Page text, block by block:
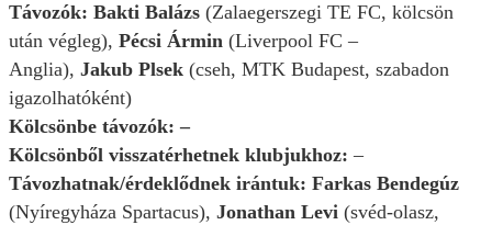
Távozók: Bakti Balázs (Zalaegerszegi TE FC, kölcsön
után végleg), Pécsi Ármin (Liverpool FC –
Anglia), Jakub Plsek (cseh, MTK Budapest, szabadon
igazolhatóként)
Kölcsönbe távozók: –
Kölcsönből visszatérhetnek klubjukhoz: –
Távozhatnak/érdeklődnek irántuk: Farkas Bendegúz
(Nyíregyháza Spartacus), Jonathan Levi (svéd-olasz,